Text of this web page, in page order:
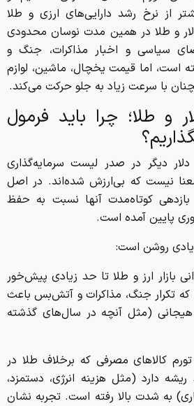
از نرخ رشد دارایی‌های ارزی و طلا
و طلا در همین مدت نوسان محدودی
سیاسی و اخبار مذاکرات، جنگ و
است، اما قیمت یخچال، ماشین، لوازم
با سرعت زیاد به جلو حرکت می‌کند.
و طلا؛ چرا باید فرمول
دیگر در صدر لیست سرمایه‌گذاری
نیست که بی‌ارزش شده‌اند. در اصل
کوتاه‌مدت آنها نسبت به حفظ
پایین آمده است.
روشن است:
بازار ارز و طلا تا حد زیادی پیش‌خور
تکرار جنگ، مذاکرات و آتش‌بس باعث
(مثل آنچه در سال‌های گذشته
کالا‌های مصرفی که برخلاف طلا در
ریشه دارد (مثل هزینه انرژی، دستمزد،
به شدت بالا رفته است. تجربه نشان